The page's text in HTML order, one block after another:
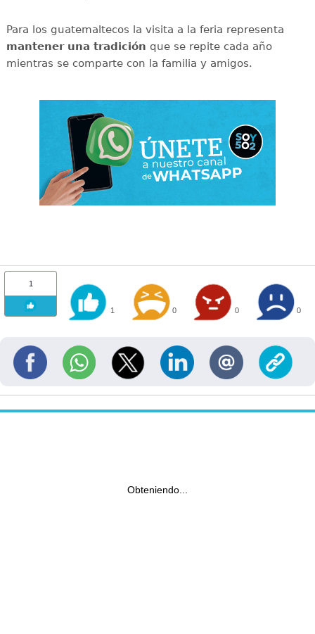
Para los guatemaltecos la visita a la feria representa
mantener una tradición que se repite cada año
mientras se comparte con la familia y amigos.
1
1 0 0 0
Obteniendo...